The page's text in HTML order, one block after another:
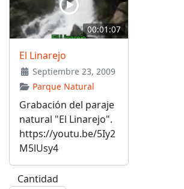
00:01:07
El Linarejo
Septiembre 23, 2009
Parque Natural
Grabación del paraje
natural "El Linarejo".
https://youtu.be/5Iy2
M5lUsy4
Cantidad